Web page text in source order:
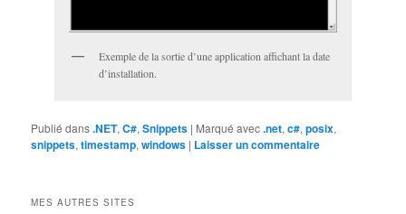
Exemple de la sortie d’une application affichant la date
d’installation.
Publié dans.NET,C#,Snippets | Marqué avec.net,c#,posix,
snippets,timestamp,windows | Laisser un commentaire
MES AUTRES SITES